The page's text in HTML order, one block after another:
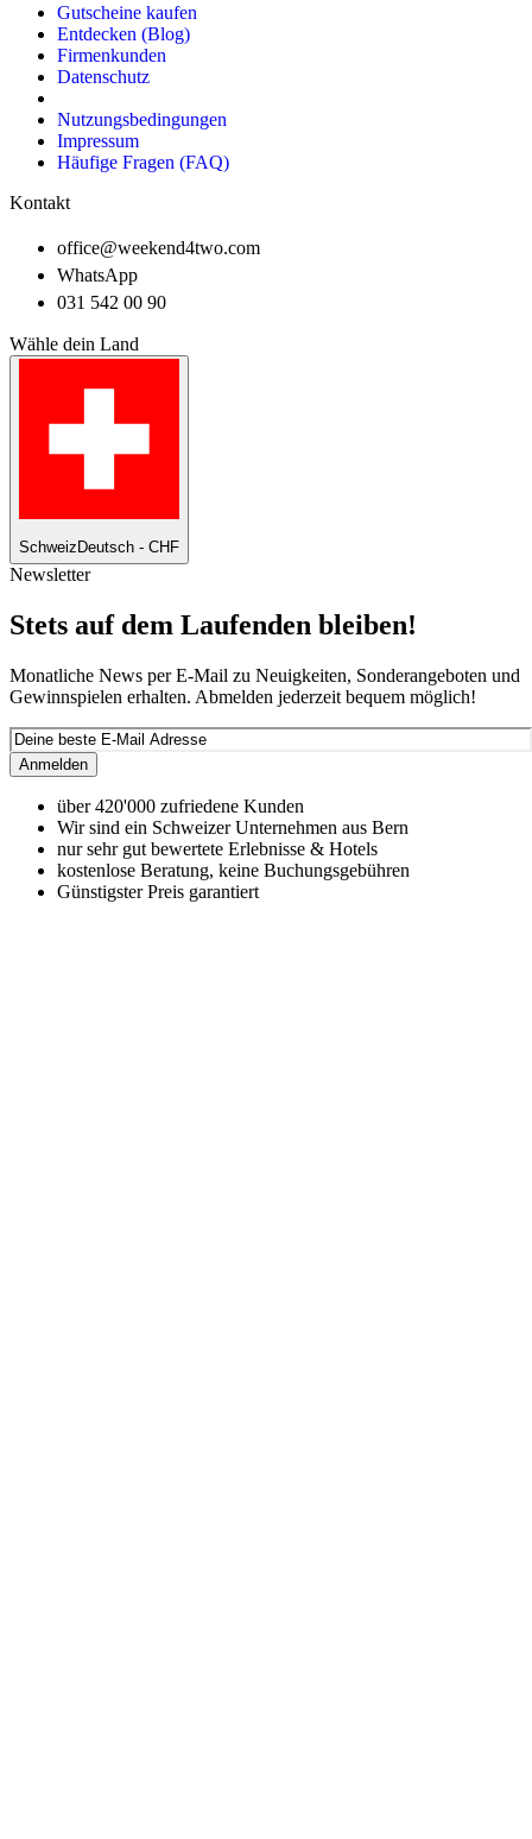
Gutscheine kaufen
Entdecken (Blog)
Firmenkunden
Datenschutz
Nutzungsbedingungen
Impressum
Häufige Fragen (FAQ)
Kontakt
office@weekend4two.com
WhatsApp
031 542 00 90
Wähle dein Land
Schweiz Deutsch - CHF
Newsletter
Stets auf dem Laufenden bleiben!
Monatliche News per E-Mail zu Neuigkeiten, Sonderangeboten und
Gewinnspielen erhalten. Abmelden jederzeit bequem möglich!
Anmelden
über 420'000 zufriedene Kunden
Wir sind ein Schweizer Unternehmen aus Bern
nur sehr gut bewertete Erlebnisse & Hotels
kostenlose Beratung, keine Buchungsgebühren
Günstigster Preis garantiert